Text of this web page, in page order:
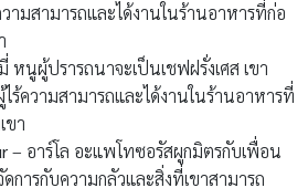
มสามารถและได้งานในร้านอาหารที่ก่อ
หนูผู้ปรารถนาจะเป็นเชฟฝรั่งเศส เขา
ความสามารถและได้งานในร้านอาหารที่
ขา
– อาร์โล อะแพโทซอรัสผูกมิตรกับเพื่อน
การกับความกลัวและสิ่งที่เขาสามารถ